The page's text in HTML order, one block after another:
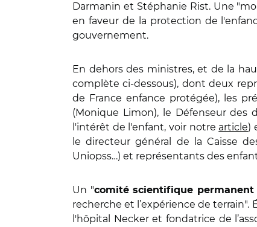
Darmanin et Stéphanie Rist. Une
en faveur de la protection de
gouvernement.
En dehors des ministres, et de la
complète ci-dessous), dont deux
de France enfance protégée), les
(Monique Limon), le Défenseur des
l'intérêt de l'enfant, voir notre article)
le directeur général de la Caisse
Uniopss…) et représentants des
Un "comité scientifique permanent
recherche et l’expérience de
l'hôpital Necker et fondatrice de